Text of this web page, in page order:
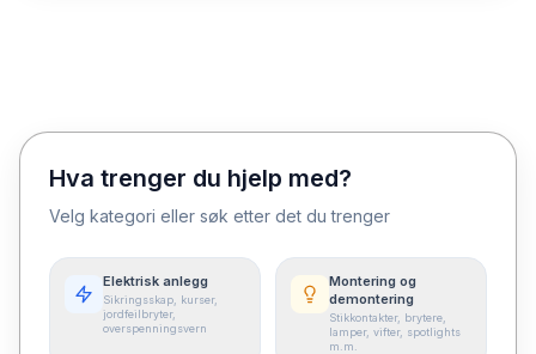
Hva trenger du hjelp med?
Velg kategori eller søk etter det du trenger
Elektrisk anlegg
Sikringsskap, kurser,
jordfeilbryter,
overspenningsvern
Montering og
demontering
Stikkontakter, brytere,
lamper, vifter, spotlights
m.m.